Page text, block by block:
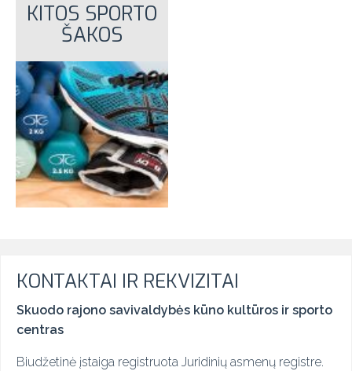
KITOS SPORTO
ŠAKOS
KONTAKTAI IR REKVIZITAI
Skuodo rajono savivaldybės kūno kultūros ir sporto
centras
Biudžetinė įstaiga registruota Juridinių asmenų registre.